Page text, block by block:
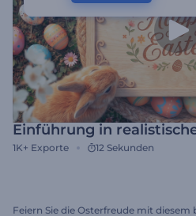
Einführung in
1K+ Exporte 12 Sekunden
Feiern Sie die Osterfreude mit diesem